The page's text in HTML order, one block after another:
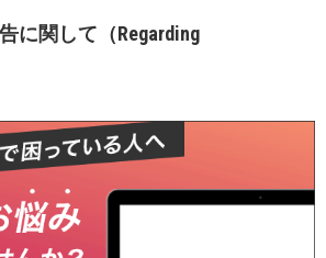
に関して（Regarding